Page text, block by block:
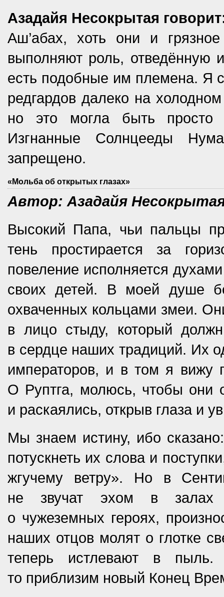
Азадайя Несокрытая
Аш’абах, хоть они и
выполняют роль,
есть подобные им племена. Я
редгардов далеко на
но это могла быть просто
Изгнанные Солнцееды
запрещено.
«Мольба об открытых глазах»
Автор: Азадайя
Высокий Папа, чьи пальцы
тень простирается за
повеление исполняется
своих детей. В моей душе
охваченных кольцами змеи.
в лицо стыду, который
в сердце наших традиций. Их
императоров, и в том я вижу
О Руптга, молюсь, чтобы они
и раскаялись, открыв глаза и
Мы знаем истину, ибо
потускнеть их слова и
жгучему ветру». Но в
не звучат эхом в залах
о чужеземных героях,
наших отцов молят о глотке
теперь истлевают в
то приблизим новый Конец